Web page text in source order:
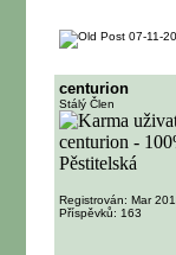
07-11-
centurion
Stálý Člen
Registrován: Mar
Příspěvků: 163